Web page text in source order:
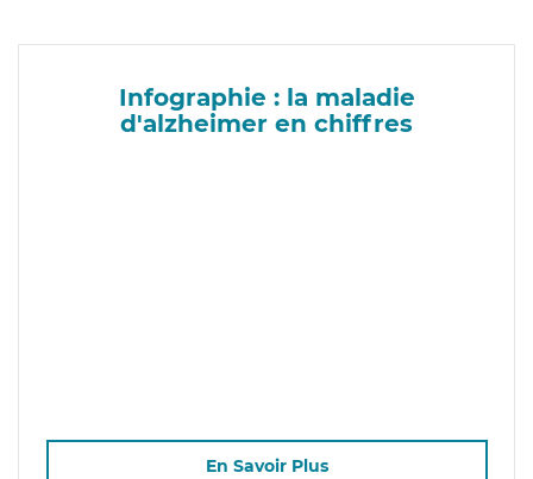
Infographie : la maladie
d'alzheimer en chiffres
En Savoir Plus